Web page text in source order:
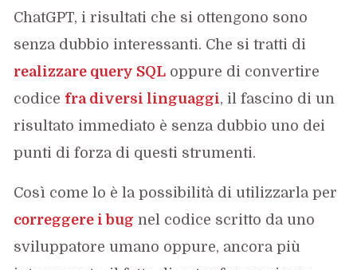
ChatGPT, i risultati che si ottengono sono
senza dubbio interessanti. Che si tratti di
realizzare query SQL oppure di convertire
codice fra diversi linguaggi, il fascino di un
risultato immediato è senza dubbio uno dei
punti di forza di questi strumenti.
Così come lo è la possibilità di utilizzarla per
correggere i bug nel codice scritto da uno
sviluppatore umano oppure, ancora più